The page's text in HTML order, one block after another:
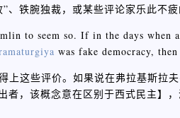
、铁腕独裁，或某些评论家乐此不
to seem so. If in the days
was fake democracy,
这些评价。如果说在弗拉基斯拉
者，该概念意在区别于西式民主】